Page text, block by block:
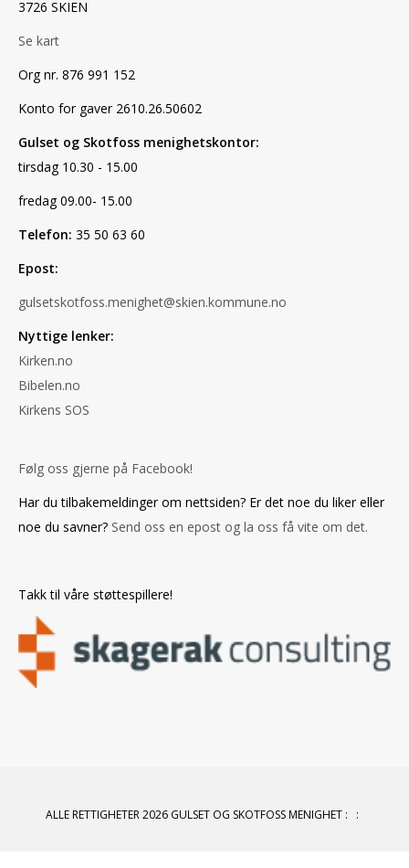
3726 SKIEN
Se kart
Org nr. 876 991 152
Konto for gaver 2610.26.50602
Gulset og Skotfoss menighetskontor:
tirsdag 10.30 - 15.00
fredag 09.00- 15.00
Telefon: 35 50 63 60
Epost:
gulsetskotfoss.menighet@skien.kommune.no
Nyttige lenker:
Kirken.no
Bibelen.no
Kirkens SOS
Følg oss gjerne på Facebook!
Har du tilbakemeldinger om nettsiden? Er det noe du liker eller
noe du savner? Send oss en epost og la oss få vite om det.
Takk til våre støttespillere!
ALLE RETTIGHETER 2026 GULSET OG SKOTFOSS MENIGHET: :